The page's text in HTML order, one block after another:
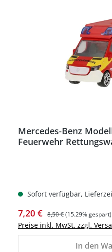
Mercedes-Benz
Feuerwehr
Sofort verfügbar,
Verkaufspreis:
7,20 € Regulärer Preis:
8,50 €(15.29% gespart)
Preise inkl. MwSt. zzgl.
In den